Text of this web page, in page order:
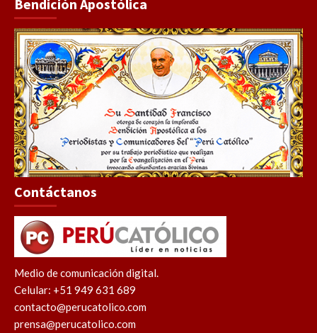
Bendición Apostólica
Contáctanos
Medio de comunicación digital.
Celular: +51 949 631 689
contacto@perucatolico.com
prensa@perucatolico.com